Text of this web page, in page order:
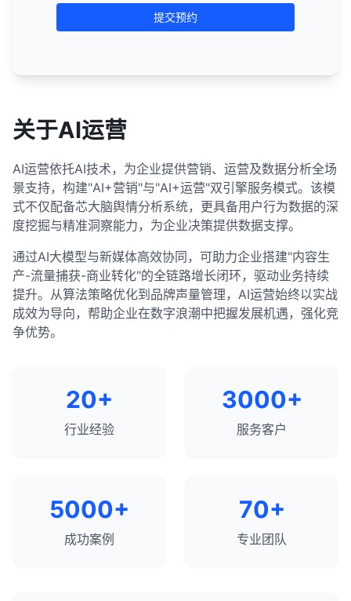
提交预约
关于AI运营
AI运营依托AI技术，为企业提供营销、运营及数据分析全场
景支持，构建"AI+营销"与"AI+运营"双引擎服务模式。该模
式不仅配备芯大脑舆情分析系统，更具备用户行为数据的深
度挖掘与精准洞察能力，为企业决策提供数据支撑。
通过AI大模型与新媒体高效协同，可助力企业搭建"内容生
产-流量捕获-商业转化"的全链路增长闭环，驱动业务持续
提升。从算法策略优化到品牌声量管理，AI运营始终以实战
成效为导向，帮助企业在数字浪潮中把握发展机遇，强化竞
争优势。
20+
行业经验
3000+
服务客户
5000+
成功案例
70+
专业团队